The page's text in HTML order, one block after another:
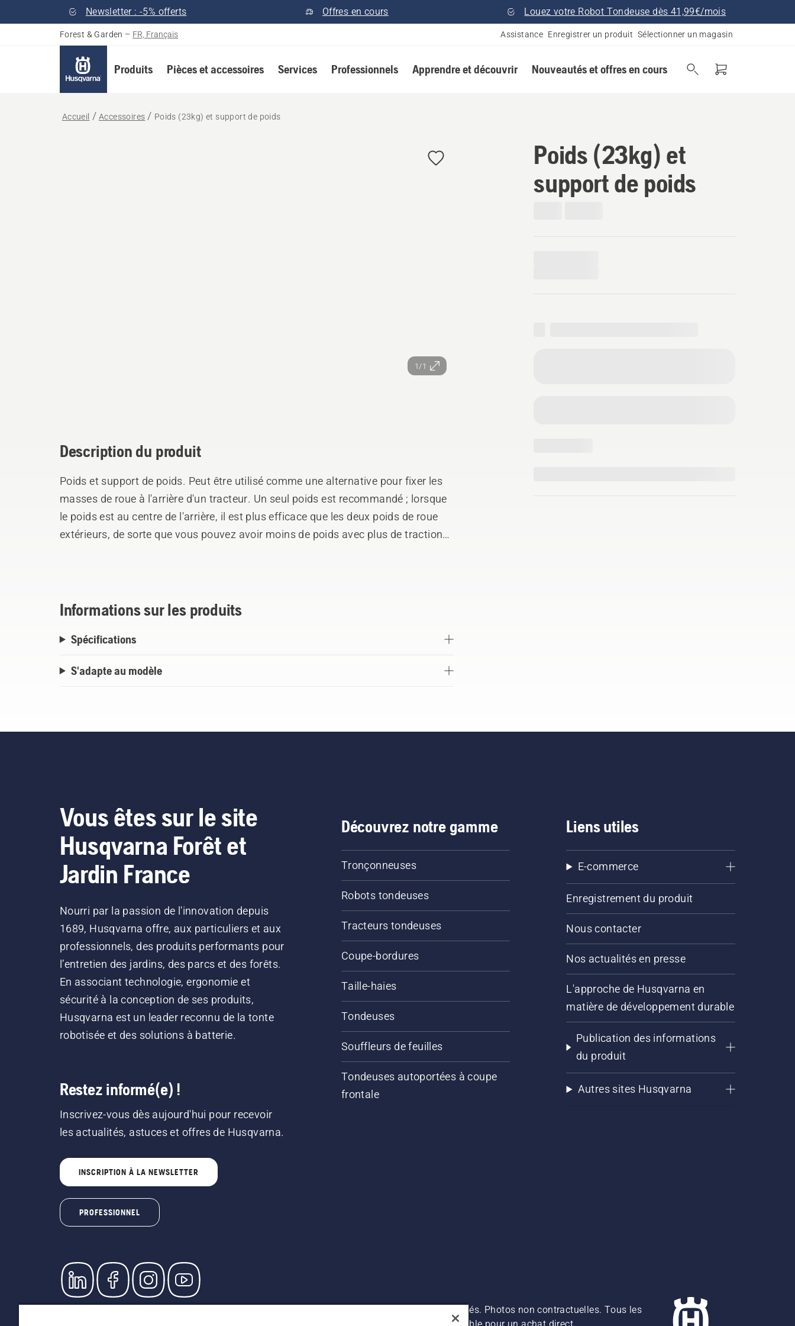
Newsletter : -5% offerts Offres en cours Louez votre Robot Tondeuse dès 41,99€/mois
Forest & Garden – FR, Français Assistance Enregistrer un produit Sélectionner un magasin
Produits Pièces et accessoires Services Professionnels Apprendre et découvrir Nouveautés et offres en cours
Accueil Accessoires Poids (23kg) et support de poids
1/1
Poids (23kg) et
support de poids
Description du produit
Poids et support de poids. Peut être utilisé comme une alternative pour fixer les
masses de roue à l'arrière d'un tracteur. Un seul poids est recommandé ; lorsque
le poids est au centre de l'arrière, il est plus efficace que les deux poids de roue
extérieurs, de sorte que vous pouvez avoir moins de poids avec plus de traction
des tracteurs.
Informations sur les produits
Spécifications
S'adapte au modèle
Vous êtes sur le site
Husqvarna Forêt et
Jardin France
Nourri par la passion de l'innovation depuis
1689, Husqvarna offre, aux particuliers et aux
professionnels, des produits performants pour
l’entretien des jardins, des parcs et des forêts.
En associant technologie, ergonomie et
sécurité à la conception de ses produits,
Husqvarna est un leader reconnu de la tonte
robotisée et des solutions à batterie.
Restez informé(e) !
Inscrivez-vous dès aujourd'hui pour recevoir
les actualités, astuces et offres de Husqvarna.
INSCRIPTION À LA NEWSLETTER
PROFESSIONNEL
Découvrez notre gamme
Tronçonneuses
Robots tondeuses
Tracteurs tondeuses
Coupe-bordures
Taille-haies
Tondeuses
Souffleurs de feuilles
Tondeuses autoportées à coupe
frontale
Liens utiles
E-commerce
Enregistrement du produit
Nous contacter
Nos actualités en presse
L'approche de Husqvarna en
matière de développement durable
Publication des informations
du produit
Autres sites Husqvarna
© Husqvarna AB (publ). Tous droits réservés. Les prix indiqués sont des prix de vente conseillés. Photos non contractuelles. Tous les